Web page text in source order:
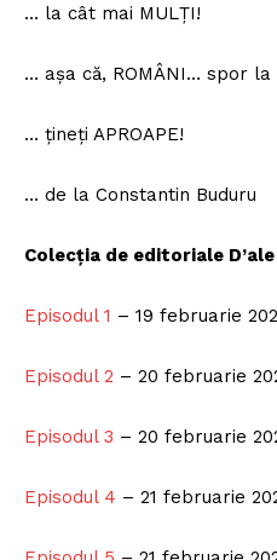
… la cât mai MULȚI!
… așa că, ROMÂNI… spor la
… țineți APROAPE!
… de la Constantin Buduru
Colecția de editoriale
Episodul 1 – 19 februarie
Episodul 2 – 20 februarie
Episodul 3 – 20 februarie
Episodul 4 – 21 februarie